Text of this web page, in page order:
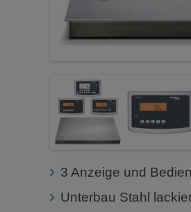
3 Anzeige und
Unterbau Stahl